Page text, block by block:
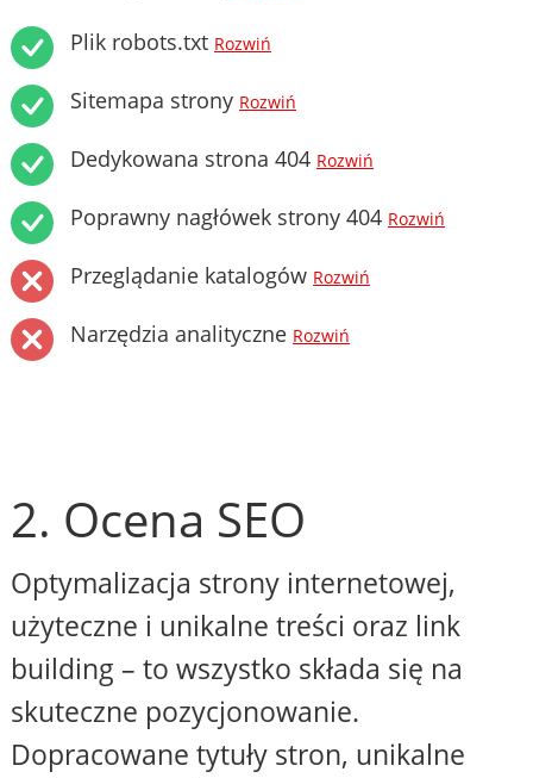
Plik robots.txt Rozwiń
Sitemapa strony Rozwiń
Dedykowana strona 404 Rozwiń
Poprawny nagłówek strony 404 Rozwiń
Przeglądanie katalogów Rozwiń
Narzędzia analityczne Rozwiń
2. Ocena SEO
Optymalizacja strony internetowej,
użyteczne i unikalne treści oraz link
building – to wszystko składa się na
skuteczne pozycjonowanie.
Dopracowane tytuły stron, unikalne